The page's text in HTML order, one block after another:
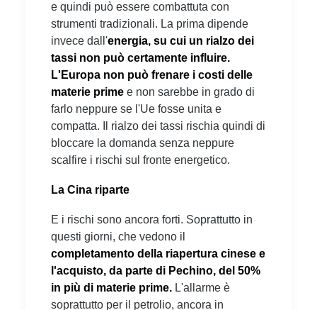
e quindi può essere combattuta con
strumenti tradizionali. La prima dipende
invece dall'energia, su cui un rialzo dei
tassi non può certamente influire.
L'Europa non può frenare i costi delle
materie prime e non sarebbe in grado di
farlo neppure se l'Ue fosse unita e
compatta. Il rialzo dei tassi rischia quindi di
bloccare la domanda senza neppure
scalfire i rischi sul fronte energetico.
La Cina riparte
E i rischi sono ancora forti. Soprattutto in
questi giorni, che vedono il
completamento della riapertura cinese e
l'acquisto, da parte di Pechino, del 50%
in più di materie prime. L'allarme è
soprattutto per il petrolio, ancora in